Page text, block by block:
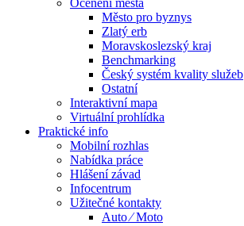
Ocenění města
Město pro byznys
Zlatý erb
Moravskoslezský kraj
Benchmarking
Český systém kvality služeb
Ostatní
Interaktivní mapa
Virtuální prohlídka
Praktické info
Mobilní rozhlas
Nabídka práce
Hlášení závad
Infocentrum
Užitečné kontakty
Auto ⁄ Moto